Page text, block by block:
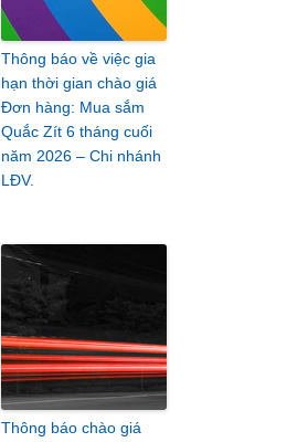
Thông báo về việc gia
hạn thời gian chào giá
Đơn hàng: Mua sắm
Quắc Zít 6 tháng cuối
năm 2026 – Chi nhánh
LĐV.
Thông báo chào giá